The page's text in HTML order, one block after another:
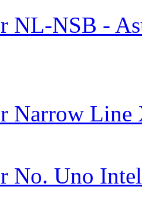
NL-NSB -
Narrow
No. Uno Intel